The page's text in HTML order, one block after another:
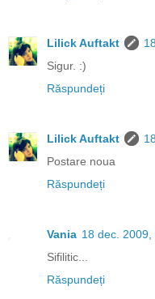
Lilick Auftakt
Sigur. :)
Răspundeți
Lilick Auftakt
Postare noua
Răspundeți
Vania 18 dec.
Sifilitic...
Răspundeți